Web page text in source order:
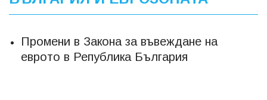
Промени в Закона за въвеждане на
еврото в Република България